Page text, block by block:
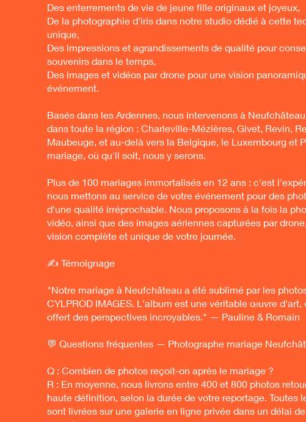
Des enterrements de vie de jeune fille originaux et joyeux,
De la photographie d'iris dans notre studio dédié à cette
unique,
Des impressions et agrandissements de qualité pour
souvenirs dans le temps,
Des images et vidéos par drone pour une vision
événement.
Basés dans les Ardennes, nous intervenons à
dans toute la région : Charleville-Mézières, Givet, Revin,
Maubeuge, et au-delà vers la Belgique, le Luxembourg et
mariage, où qu'il soit, nous y serons.
Plus de 100 mariages immortalisés en 12 ans : c'est
nous mettons au service de votre événement pour des
d'une qualité irréprochable. Nous proposons à la fois la
vidéo, ainsi que des images aériennes capturées par
vision complète et unique de votre journée.
✍️ Témoignage
"Notre mariage à Neufchâteau a été sublimé par les
CYLPROD IMAGES. L'album est une véritable œuvre d'art,
offert des perspectives incroyables." — Pauline & Romain
💬 Questions fréquentes — Photographe mariage
Q : Combien de photos reçoit-on après le mariage ?
R : En moyenne, nous livrons entre 400 et 800 photos
haute définition, selon la durée de votre reportage. Toutes
sont livrées sur une galerie en ligne privée dans un délai